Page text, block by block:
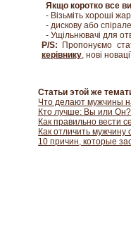
Якщо коротко все
- Візьміть хороші
- дискову або
- Ущільнювачі для
P/S:
Пропонуємо
керівнику, нові
Статьи этой же
Что делают мужчины
Кто лучше: Вы или Он?
Как правильно вести
Как отличить мужчину
10 причин, которые